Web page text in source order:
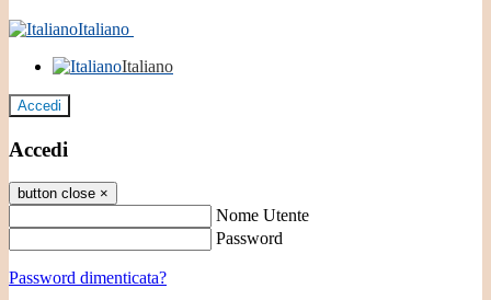
Italiano
Italiano
Accedi
Accedi
button close ×
Nome Utente
Password
Password dimenticata?